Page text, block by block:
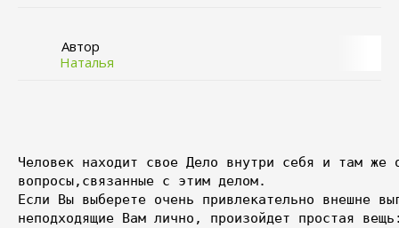
Автор
Наталья
Человек находит свое Дело внутри себя и там
вопросы,связанные с этим делом.
Если Вы выберете очень привлекательно внешне
неподходящие Вам лично, произойдет простая